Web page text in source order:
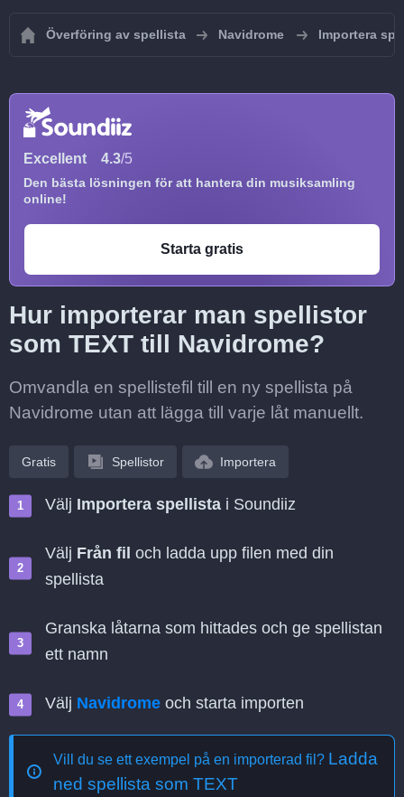
Överföring av spellista Navidrome Importera
Excellent 4.3/5
Den bästa lösningen för att hantera din musiksamling
online!
Starta gratis
Hur importerar man spellistor
som TEXT till Navidrome?
Omvandla en spellistefil till en ny spellista på
Navidrome utan att lägga till varje låt manuellt.
Gratis Spellistor Importera
Välj Importera spellista i Soundiiz
Välj Från fil och ladda upp filen med din
spellista
Granska låtarna som hittades och ge spellistan
ett namn
Välj Navidrome och starta importen
Vill du se ett exempel på en importerad fil? Ladda
ned spellista som TEXT